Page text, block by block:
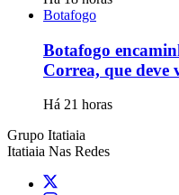
Botafogo
Botafogo
Correa, que
Há 21 horas
Grupo Itatiaia
Itatiaia Nas Redes